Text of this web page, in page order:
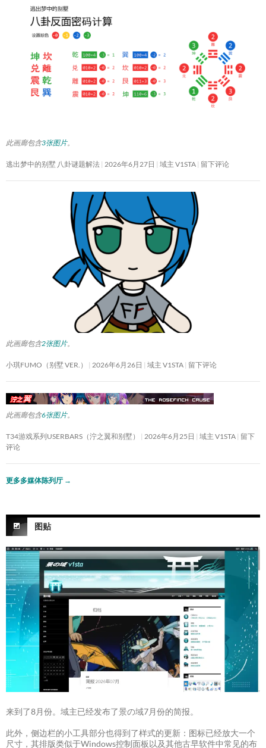
此画廊包含3张图片。
逃出梦中的别墅 八卦谜题解法 2026年6月27日 域主 V1STA 留下评论
此画廊包含2张图片。
小琪FUMO（别墅 VER.） 2026年6月26日 域主 V1STA 留下评论
此画廊包含6张图片。
T34游戏系列USERBARS（泞之翼和别墅） 2026年6月25日 域主 V1STA 留下
评论
更多多媒体陈列厅 →
图贴
来到了8月份。域主已经发布了景の域7月份的简报。
此外，侧边栏的小工具部分也得到了样式的更新：图标已经放大一个
尺寸，其排版类似于Windows控制面板以及其他古早软件中常见的布